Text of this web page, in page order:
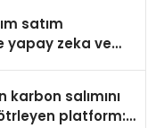
satım
yapay zeka ve
karbon salımını
platform: